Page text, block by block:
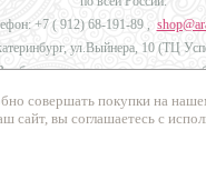
совершать покупки на
сайт, вы соглашаетесь с
+7 ( 912) 68-191-89,
ул.Выйнера, 10 (ТЦ
без перерывов и выходных: пн-
Новосибирск,